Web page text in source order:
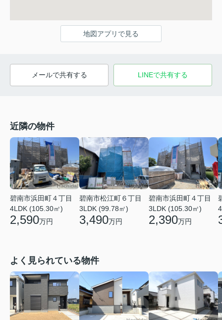
地図アプリで見る
メールで共有する LINEで共有する
近隣の物件
碧南市浜田町４丁目
4LDK (105.30㎡)
2,590万円
碧南市松江町６丁目
3LDK (99.78㎡)
3,490万円
碧南市浜田町４丁目
3LDK (105.30㎡)
2,390万円
よく見られている物件